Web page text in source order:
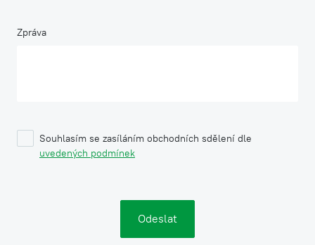
Zpráva
Souhlasím se zasíláním obchodních sdělení dle
uvedených podmínek